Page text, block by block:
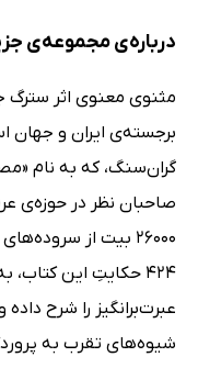
درباره‌ی مجموعه‌ی
مثنوی معنوی اثر سترگ
برجسته‌ی ایران و
گران‌سنگ، که به نام
صاحبان نظر در حوزه‌ی
26000 بیت از
424 حکایتِ این
عبرت‌برانگیز را شرح
شیوه‌های تقرب به